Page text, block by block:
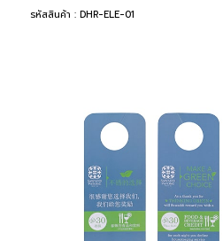
รหัสสินค้า : DHR-ELE-01